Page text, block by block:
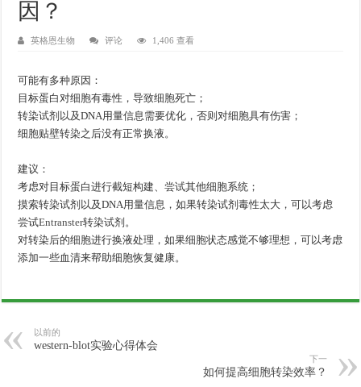
因？
英格恩生物 评论 1,406 查看
可能有多种原因：
目标蛋白对细胞有毒性，导致细胞死亡；
转染试剂以及DNA用量信息需要优化，否则对细胞具有伤害；
细胞贴壁转染之后没有正常换液。
建议：
考虑对目标蛋白进行截短构建、尝试其他细胞系统；
摸索转染试剂以及DNA用量信息，如果转染试剂毒性太大，可以考虑
尝试Entranster转染试剂。
对转染后的细胞进行换液处理，如果细胞状态感觉不够理想，可以考虑
添加一些血清来帮助细胞恢复健康。
以前的
western-blot实验心得体会
下一
如何提高细胞转染效率？